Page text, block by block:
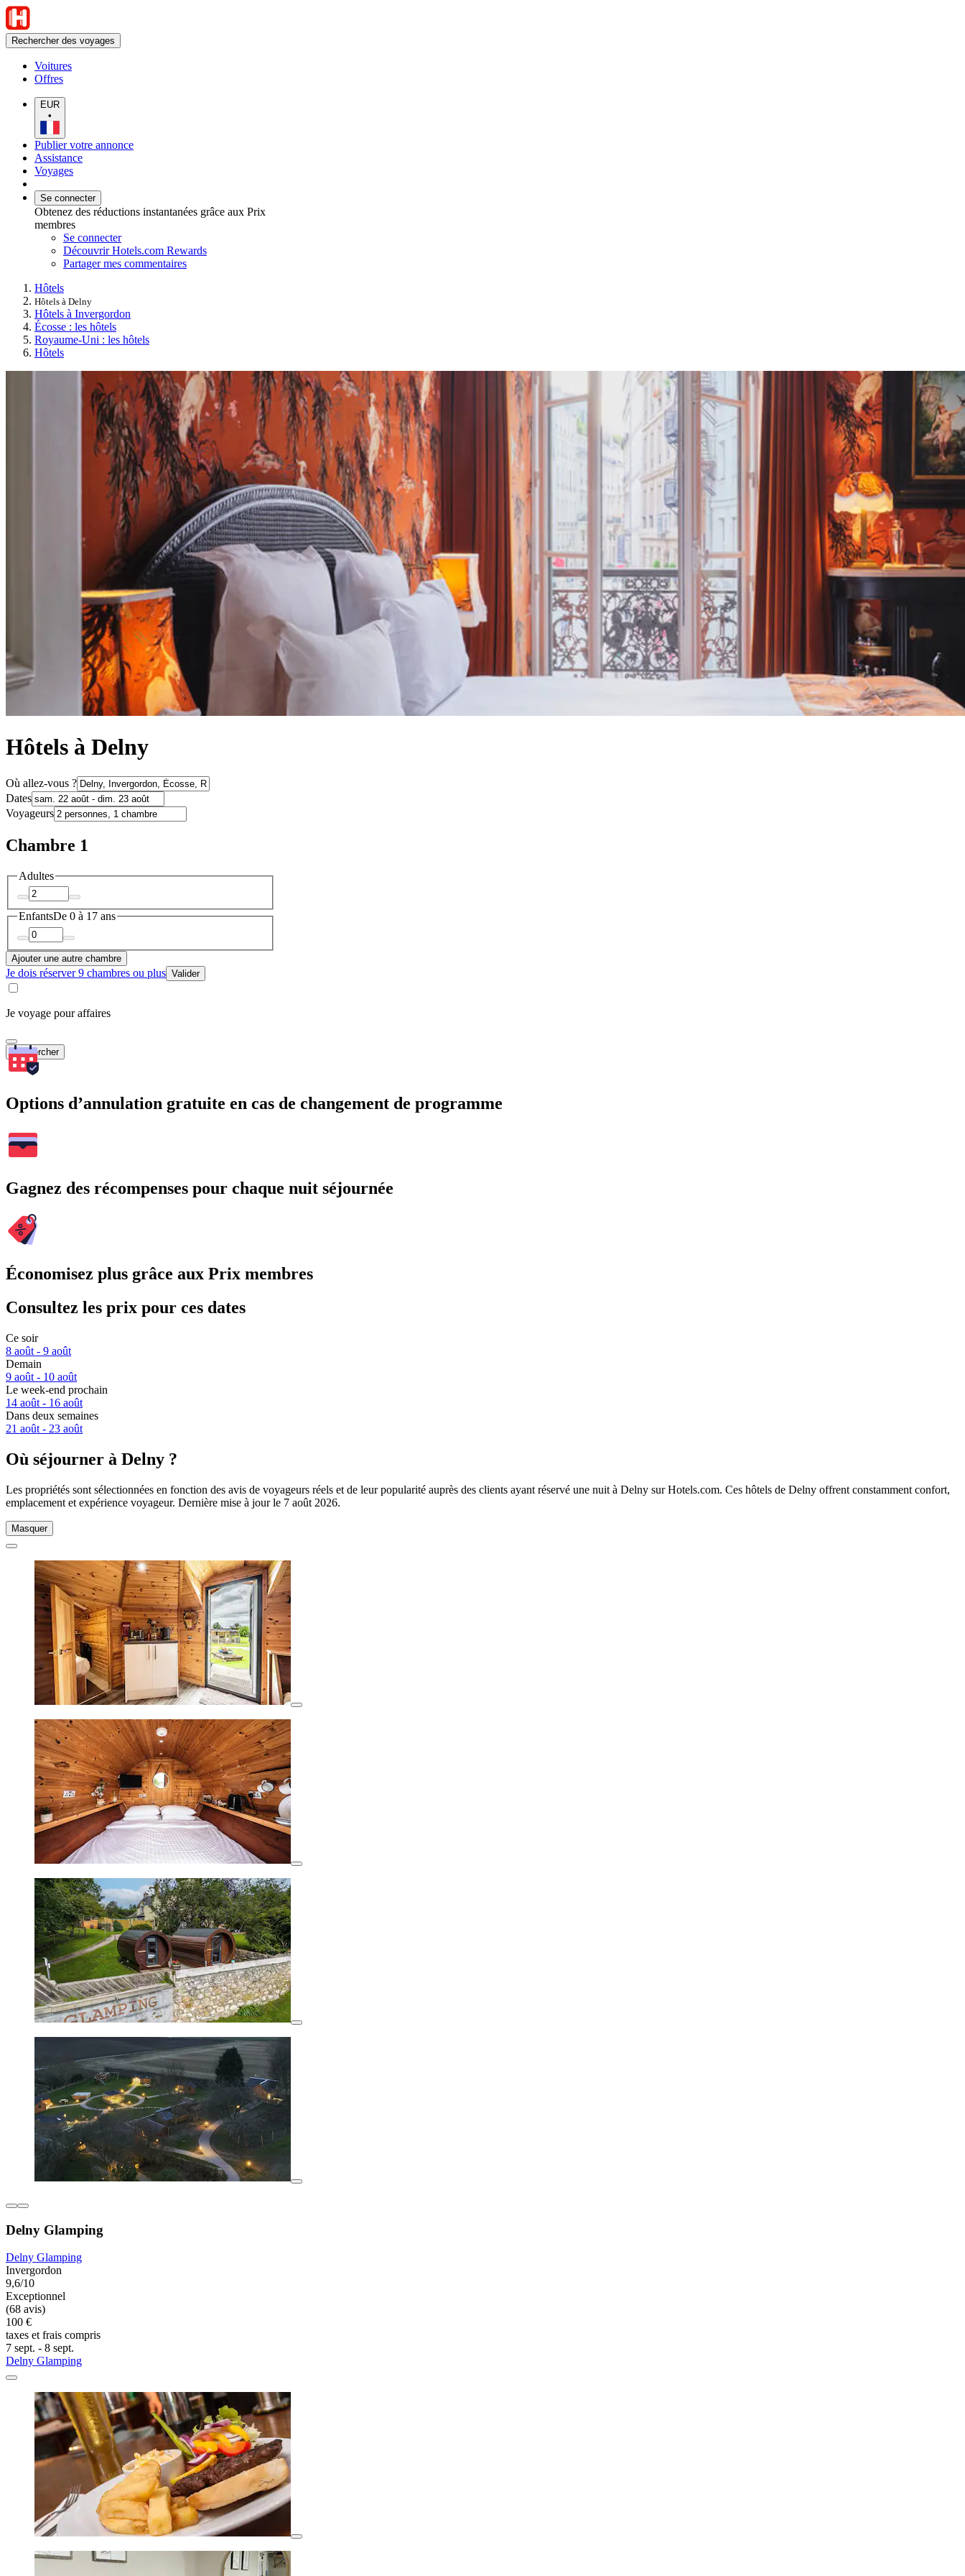
Rechercher des voyages
Voitures
Offres
EUR
•
Publier votre annonce
Assistance
Voyages
Se connecter
Obtenez des réductions instantanées grâce aux Prix
membres
Se connecter
Découvrir Hotels.com Rewards
Partager mes commentaires
Hôtels
Hôtels à Delny
Hôtels à Invergordon
Écosse : les hôtels
Royaume-Uni : les hôtels
Hôtels
Hôtels à Delny
Où allez-vous ?
Dates
Voyageurs
Chambre 1
Adultes
EnfantsDe 0 à 17 ans
Ajouter une autre chambre
Je dois réserver 9 chambres ou plus Valider
Je voyage pour affaires
Rechercher
Options d’annulation gratuite en cas de changement de programme
Gagnez des récompenses pour chaque nuit séjournée
Économisez plus grâce aux Prix membres
Consultez les prix pour ces dates
Ce soir
8 août - 9 août
Demain
9 août - 10 août
Le week-end prochain
14 août - 16 août
Dans deux semaines
21 août - 23 août
Où séjourner à Delny ?
Les propriétés sont sélectionnées en fonction des avis de voyageurs réels et de leur popularité auprès des clients ayant réservé une nuit à Delny sur Hotels.com. Ces hôtels de Delny offrent constamment confort,
emplacement et expérience voyageur. Dernière mise à jour le 7 août 2026.
Masquer
Delny Glamping
Delny Glamping
Invergordon
9,6/10
Exceptionnel
(68 avis)
100 €
taxes et frais compris
7 sept. - 8 sept.
Delny Glamping